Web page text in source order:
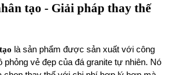
tạo - Giải pháp thay thế
là sản phẩm được sản xuất với công
phỏng vẻ đẹp của đá granite tự nhiên. Nó